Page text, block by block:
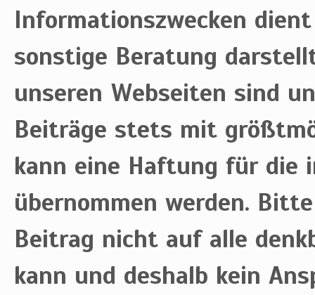
Informationszwecken
sonstige Beratung
unseren Webseiten sind
Beiträge stets mit
kann eine Haftung für die
übernommen werden.
Beitrag nicht auf alle
kann und deshalb kein